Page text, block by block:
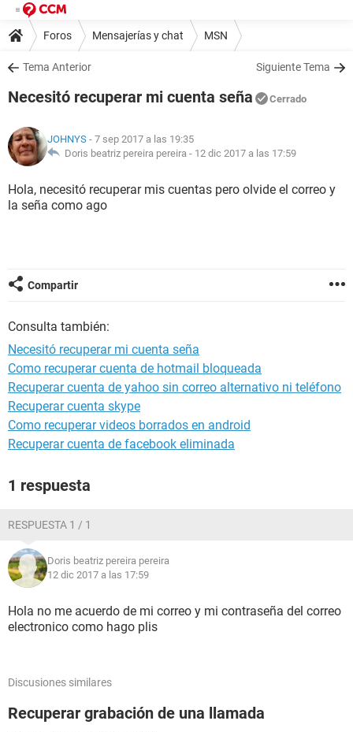
Foros Mensajerías y chat MSN
Tema Anterior Siguiente Tema
Necesitó recuperar mi cuenta seña Cerrado
JOHNYS - 7 sep 2017 a las 19:35
Doris beatriz pereira pereira - 12 dic 2017 a las 17:59
Hola, necesitó recuperar mis cuentas pero olvide el correo y
la seña como ago
Compartir
Consulta también:
Necesitó recuperar mi cuenta seña
Como recuperar cuenta de hotmail bloqueada
Recuperar cuenta de yahoo sin correo alternativo ni teléfono
Recuperar cuenta skype
Como recuperar videos borrados en android
Recuperar cuenta de facebook eliminada
1 respuesta
RESPUESTA 1 / 1
Doris beatriz pereira pereira
12 dic 2017 a las 17:59
Hola no me acuerdo de mi correo y mi contraseña del correo
electronico como hago plis
Discusiones similares
Recuperar grabación de una llamada